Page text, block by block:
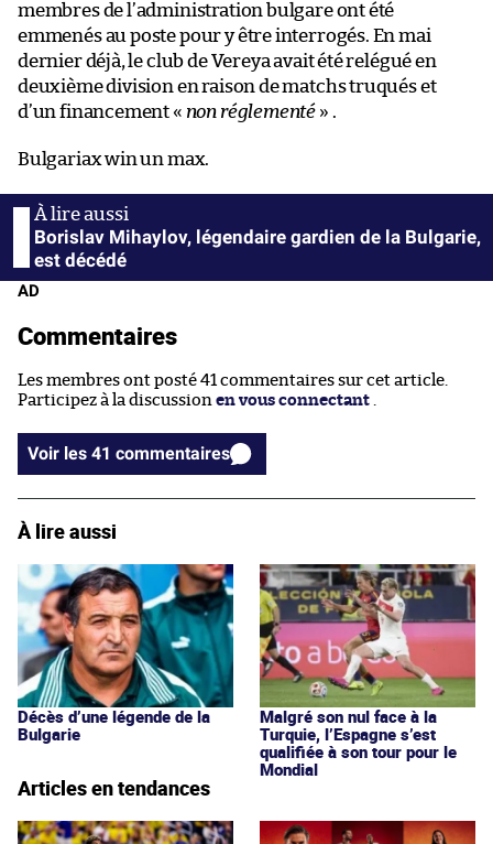
membres de l’administration bulgare ont été
emmenés au poste pour y être interrogés. En mai
dernier déjà, le club de Vereya avait été relégué en
deuxième division en raison de matchs truqués et
d’un financement « non réglementé » .
Bulgariax win un max.
Borislav Mihaylov, légendaire gardien de la Bulgarie,
est décédé
AD
Commentaires
Les membres ont posté 41 commentaires sur cet article.
Participez à la discussion en vous connectant .
Voir les 41 commentaires
À lire aussi
Décès d’une légende de la
Bulgarie
Malgré son nul face à la
Turquie, l’Espagne s’est
qualifiée à son tour pour le
Mondial
Articles en tendances